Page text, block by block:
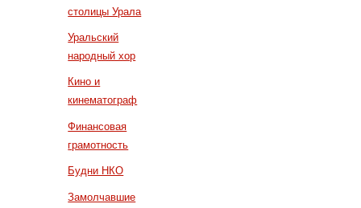
столицы Урала
Уральский
народный хор
Кино и
кинематограф
Финансовая
грамотность
Будни НКО
Замолчавшие